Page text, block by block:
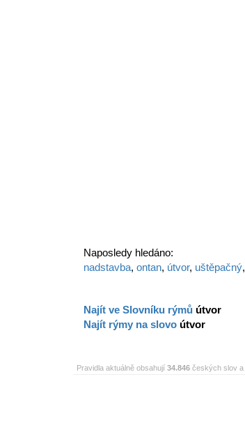
Naposledy hledáno:
nadstavba, ontan, útvor, uštěpačný,
Najít ve Slovníku rýmů útvor
Najít rýmy na slovo útvor
Pravidla aktuálně obsahují 34.846 českých slov a